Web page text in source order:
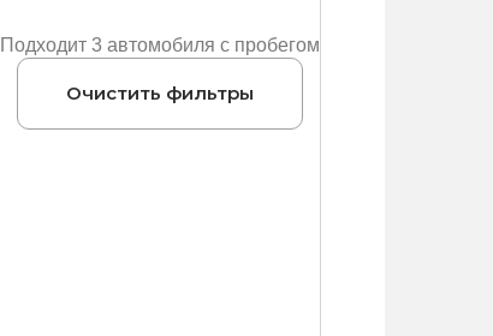
Подходит 3 автомобиля с пробегом
Очистить фильтры